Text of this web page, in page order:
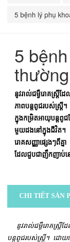
5 bệnh lý phụ
5
នូវរាល់ជម្ងឺរោគស្រ្
ភាពបន្តពូជរបស់ស្រ្
ក្នុងកម្រិតអាយុបន្តពូ
មួយដងនៅក្នុងជីវិត។
រោគសញ្ញាផ្សេងៗពី
ដែលជួបជាញឹកញាប់ន
CHI TIẾT SẢN
នូវរាល់ជម្ងឺរោគស្រ្
បន្តពូជរបស់ស្រ្តី។ ដោ